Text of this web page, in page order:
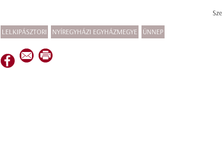
LELKIPÁSZTORI NYÍREGYHÁZI EGYHÁZMEGYE ÜNNEP